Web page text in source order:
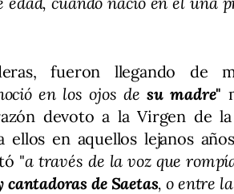
fueron llegando de
en los ojos desu madre"
devoto a la Virgen de la
en aquellos lejanos
"a través de la voz que
cantadoras de Saetas, o entre la